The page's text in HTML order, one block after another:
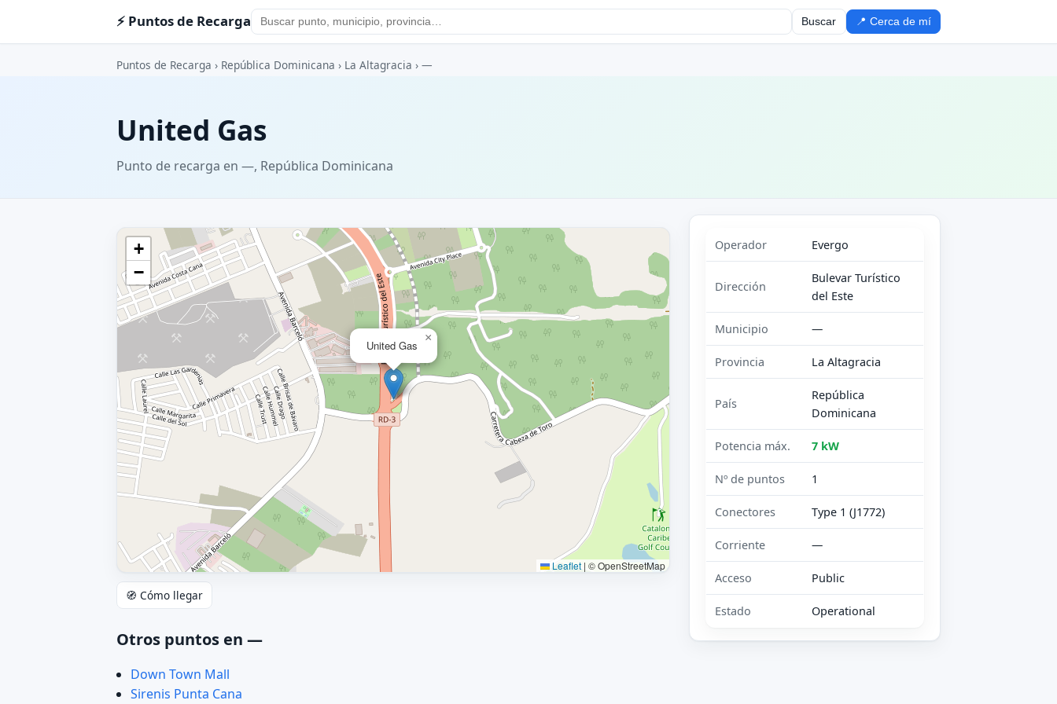
⚡ Puntos de Recarga Buscar 📍 Cerca de mí
Puntos de Recarga › República Dominicana › La Altagracia › —
United Gas
Punto de recarga en —, República Dominicana
United Gas
×
+
−
Leaflet | © OpenStreetMap
🧭 Cómo llegar
Otros puntos en —
Down Town Mall
Sirenis Punta Cana
Operador Evergo
Dirección
Bulevar Turístico
del Este
Municipio —
Provincia La Altagracia
País
República
Dominicana
Potencia máx. 7 kW
Nº de puntos 1
Conectores Type 1 (J1772)
Corriente —
Acceso Public
Estado Operational